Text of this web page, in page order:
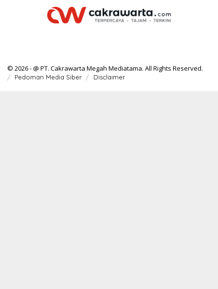
© 2026 - @ PT. Cakrawarta Megah Mediatama. All Rights Reserved.
Pedoman Media Siber Disclaimer